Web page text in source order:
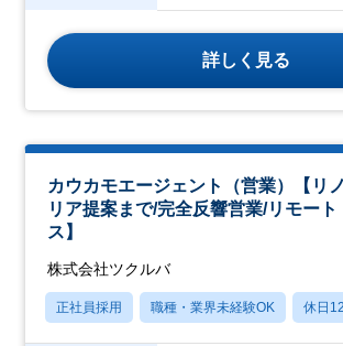
詳しく見る
カウカモエージェント（営業）【リ
リア提案まで/完全反響営業/リモート
ス】
株式会社ツクルバ
正社員採用 職種・業界未経験OK 休日